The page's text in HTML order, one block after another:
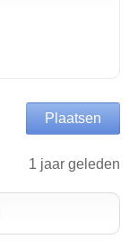
1 jaar geleden